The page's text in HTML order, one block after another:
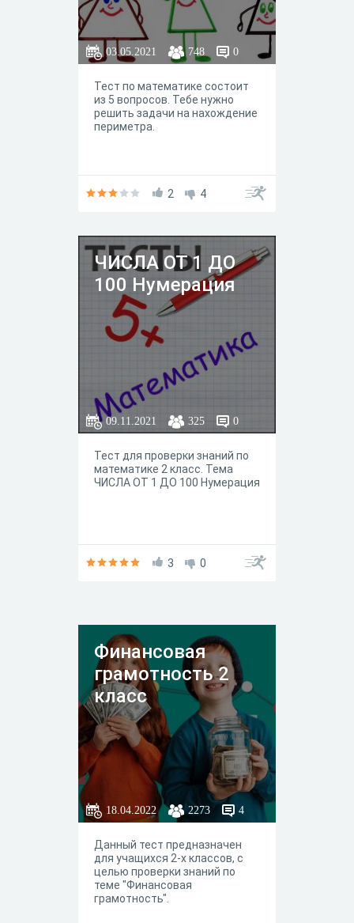
03.05.2021 748 0
Тест по математике состоит
из 5 вопросов. Тебе нужно
решить задачи на нахождение
периметра.
2 4
ЧИСЛА ОТ 1 ДО
100 Нумерация
09.11.2021 325 0
Тест для проверки знаний по
математике 2 класс. Тема
ЧИСЛА ОТ 1 ДО 100 Нумерация
3 0
Финансовая
грамотность 2
класс
18.04.2022 2273 4
Данный тест предназначен
для учащихся 2-х классов, с
целью проверки знаний по
теме "Финансовая
грамотность".